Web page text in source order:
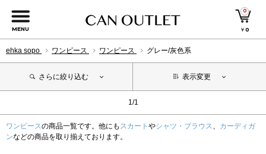
MENU
0
￥0
ehka sopo ワンピース ワンピース グレー/灰色系
さらに絞り込む 表示変更
1/1
ワンピースの商品一覧です。他にも スカート やシャツ・ブラウス、 カーディガ
ンなどの商品を取り揃えております。